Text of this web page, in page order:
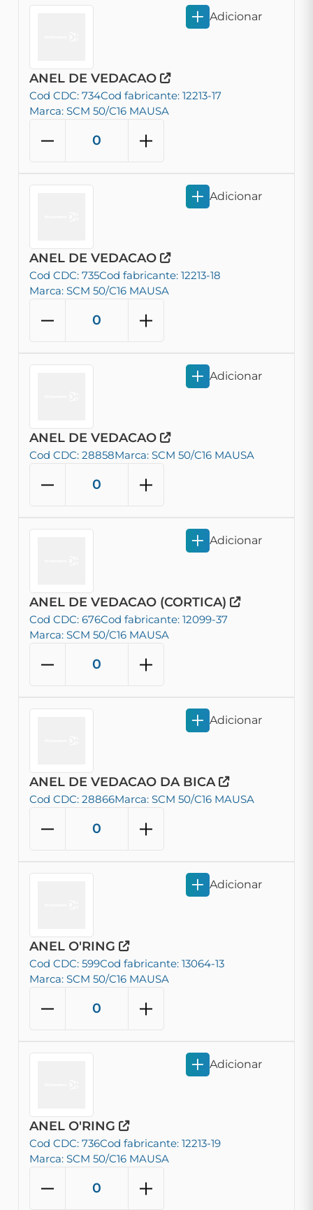
ANEL DE VEDACAO
Cod CDC: 734Cod fabricante: 12213-17
Marca: SCM 50/C16 MAUSA
Adicionar
ANEL DE VEDACAO
Cod CDC: 735Cod fabricante: 12213-18
Marca: SCM 50/C16 MAUSA
Adicionar
ANEL DE VEDACAO
Cod CDC: 28858Marca: SCM 50/C16 MAUSA
Adicionar
ANEL DE VEDACAO (CORTICA)
Cod CDC: 676Cod fabricante: 12099-37
Marca: SCM 50/C16 MAUSA
Adicionar
ANEL DE VEDACAO DA BICA
Cod CDC: 28866Marca: SCM 50/C16 MAUSA
Adicionar
ANEL O'RING
Cod CDC: 599Cod fabricante: 13064-13
Marca: SCM 50/C16 MAUSA
Adicionar
ANEL O'RING
Cod CDC: 736Cod fabricante: 12213-19
Marca: SCM 50/C16 MAUSA
Adicionar